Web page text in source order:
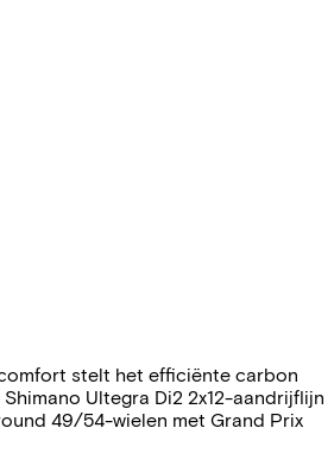
stelt het efficiënte carbon
Ultegra Di2 2x12-aandrijflijn
49/54-wielen met Grand Prix